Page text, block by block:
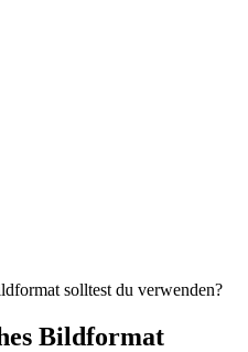
solltest du verwenden?
Bildformat